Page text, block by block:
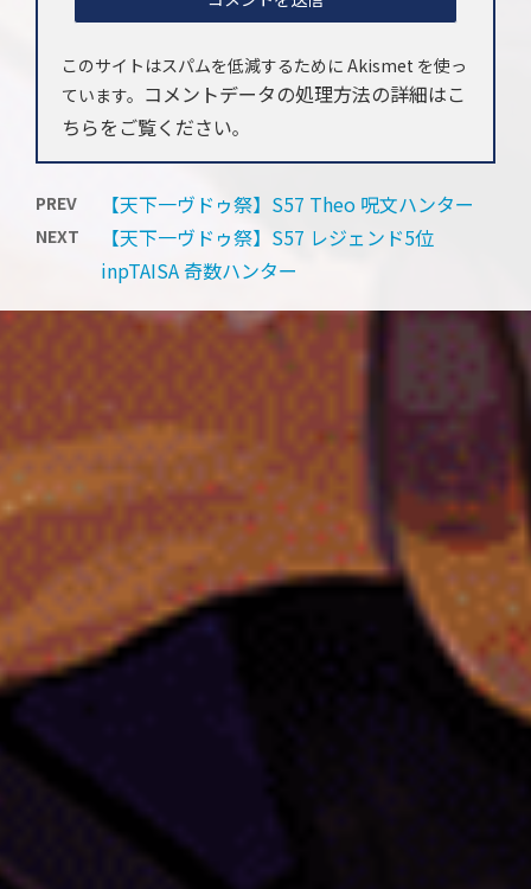
このサイトはスパムを低減するために Akismet を使っ
ています。 コメントデータの処理方法の詳細はこ
ちらをご覧ください。
PREV 【天下一ヴドゥ祭】S57 Theo 呪文ハンター
NEXT
【天下一ヴドゥ祭】S57 レジェンド5位
inpTAISA 奇数ハンター